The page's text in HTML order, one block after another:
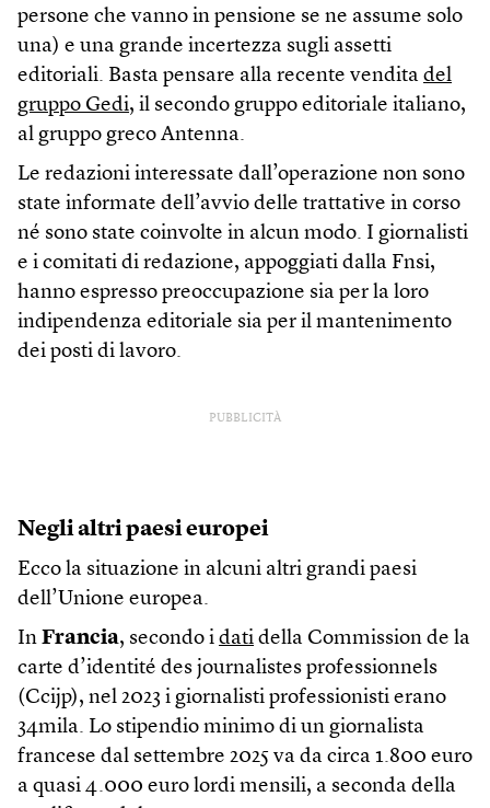
persone che vanno in pensione se ne assume solo
una) e una grande incertezza sugli assetti
editoriali. Basta pensare alla recente vendita del
gruppo Gedi, il secondo gruppo editoriale italiano,
al gruppo greco Antenna.
Le redazioni interessate dall’operazione non sono
state informate dell’avvio delle trattative in corso
né sono state coinvolte in alcun modo. I giornalisti
e i comitati di redazione, appoggiati dalla Fnsi,
hanno espresso preoccupazione sia per la loro
indipendenza editoriale sia per il mantenimento
dei posti di lavoro.
PUBBLICITÀ
Negli altri paesi europei
Ecco la situazione in alcuni altri grandi paesi
dell’Unione europea.
In Francia, secondo i dati della Commission de la
carte d’identité des journalistes professionnels
(Ccijp), nel 2023 i giornalisti professionisti erano
34mila. Lo stipendio minimo di un giornalista
francese dal settembre 2025 va da circa 1.800 euro
a quasi 4.000 euro lordi mensili, a seconda della